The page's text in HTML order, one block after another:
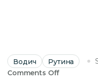
Водич Рутина
Comments Off